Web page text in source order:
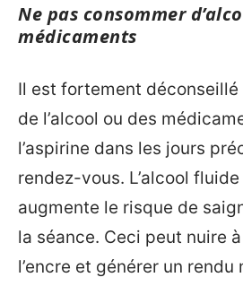
Ne pas consommer
médicaments
Il est fortement
de l’alcool ou des
l’aspirine dans les jours
rendez-vous. L’alcool
augmente le risque de
la séance. Ceci peut nuire
l’encre et générer un rendu